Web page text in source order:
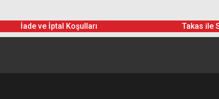
İade ve İptal Koşulları Takas ile